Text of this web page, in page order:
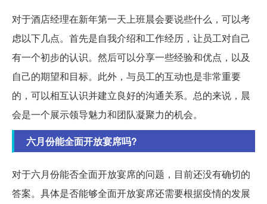
对于酒店经理在新年第一天上班晨会要说些什么，可以考
虑以下几点。首先是自我介绍和工作经历，让员工对自己
有一个初步的认识。然后可以分享一些经验和优点，以及
自己的期望和目标。此外，与员工的互动也是非常重要
的，可以相互认识并建立良好的沟通关系。总的来说，晨
会是一个展示领导魅力和团队凝聚力的机会。
六月份能全面开放宴席吗?
对于六月份能否全面开放宴席的问题，目前还没有确切的
答案。具体是否能够全面开放宴席还需要根据疫情的发展